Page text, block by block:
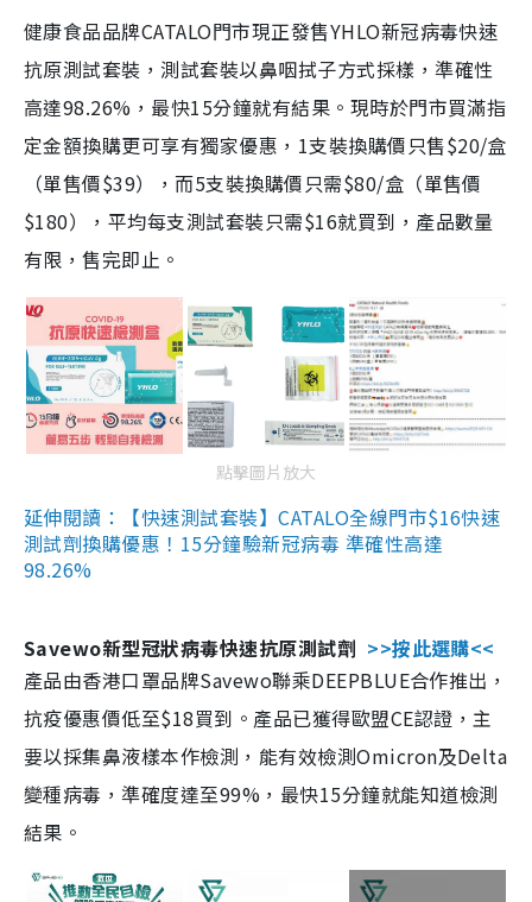
健康食品品牌CATALO門市現正發售YHLO新冠病毒快速
抗原測試套裝，測試套裝以鼻咽拭子方式採樣，準確性
高達98.26%，最快15分鐘就有結果。現時於門市買滿指
定金額換購更可享有獨家優惠，1支裝換購價只售$20/盒
（單售價$39），而5支裝換購價只需$80/盒（單售價
$180），平均每支測試套裝只需$16就買到，產品數量
有限，售完即止。
點擊圖片放大
延伸閱讀：【快速測試套裝】CATALO全線門市$16快速
測試劑換購優惠！15分鐘驗新冠病毒 準確性高達
98.26%
Savewo新型冠狀病毒快速抗原測試劑 >>按此選購<<
產品由香港口罩品牌Savewo聯乘DEEPBLUE合作推出，
抗疫優惠價低至$18買到。產品已獲得歐盟CE認證，主
要以採集鼻液樣本作檢測，能有效檢測Omicron及Delta
變種病毒，準確度達至99%，最快15分鐘就能知道檢測
結果。